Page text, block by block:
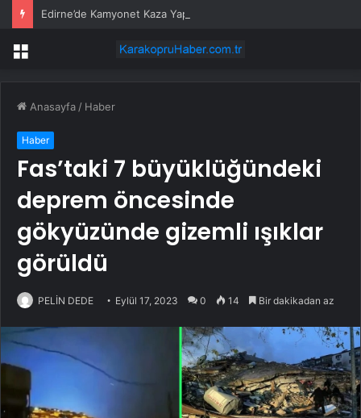
Edirne’de Kamyonet Kaza Yaptı: 2 Yaralı
Menü
Anasayfa / Haber
Haber
Fas’taki 7 büyüklüğündeki
deprem öncesinde
gökyüzünde gizemli ışıklar
görüldü
PELİN DEDE Eylül 17, 2023 0 14 Bir dakikadan az